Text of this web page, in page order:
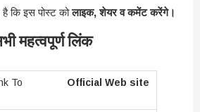
है कि इस पोस्ट कोलाइक, शेयर व कमेंट करेंगे।
महत्वपूर्ण लिंक
Official Web site